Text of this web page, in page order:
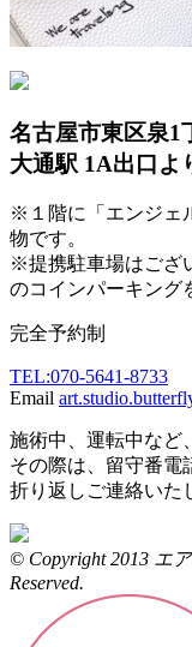
名古屋市東区泉
大通駅 1A出口よ
※１階に「エンジェ
物です。
※提携駐車場はござ
のコインパーキング
完全予約制
TEL:070-5641-8733
Email
施術中、運転中など
その際は、留守番電
折り返しご連絡いた
© Copyright 2013 エ
Reserved.